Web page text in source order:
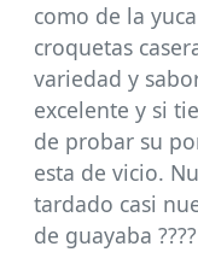
como de la
croquetas
variedad y
excelente y si
de probar su
esta de vicio.
tardado casi
de guayaba ????